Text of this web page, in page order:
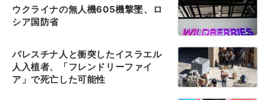
ウクライナの無人機605機撃墜、ロ
シア国防省
パレスチナ人と衝突したイスラエル
人入植者、「フレンドリーファイ
ア」で死亡した可能性